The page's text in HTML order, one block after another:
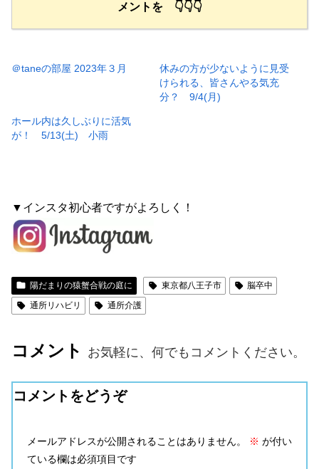
メントを 👇👇👇
＠taneの部屋 2023年３月
休みの方が少ないように見受
けられる、皆さんやる気充
分？ 9/4(月)
ホール内は久しぶりに活気
が！ 5/13(土) 小雨
▼インスタ初心者ですがよろしく！
陽だまりの猿蟹合戦の庭に 東京都八王子市
脳卒中
通所リハビリ
通所介護
コメント お気軽に、何でもコメントください。
コメントをどうぞ
メールアドレスが公開されることはありません。 ※ が付い
ている欄は必須項目です